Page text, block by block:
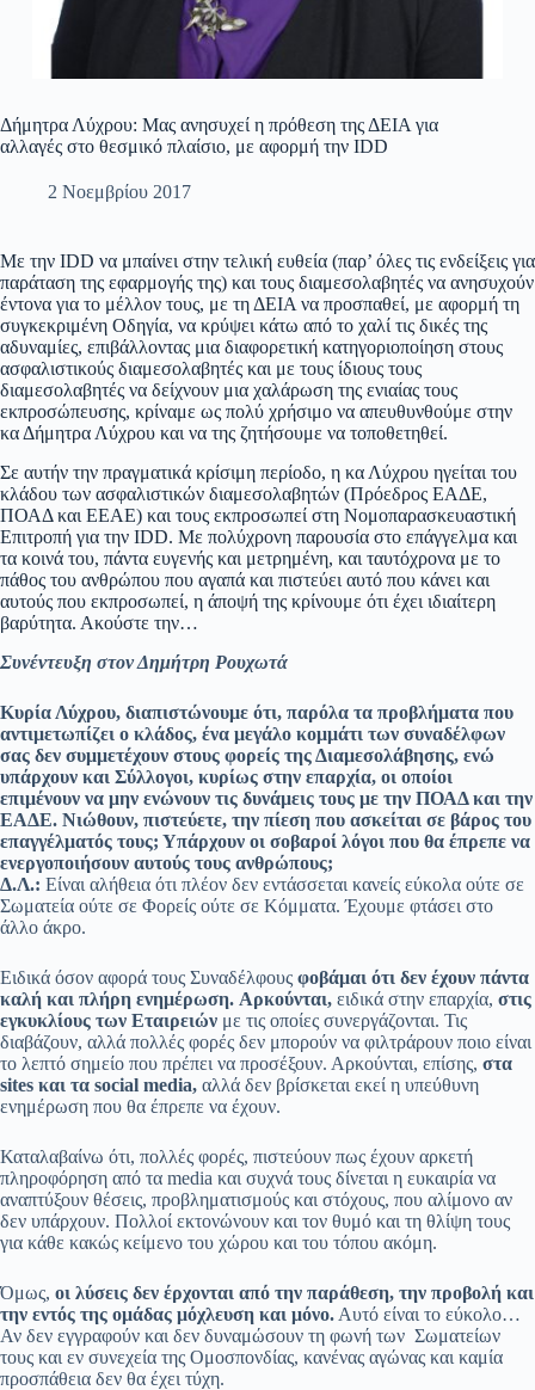
Δήμητρα Λύχρου: Μας ανησυχεί η πρόθεση της ΔΕΙΑ για
αλλαγές στο θεσμικό πλαίσιο, με αφορμή την IDD
2 Νοεμβρίου 2017
Με την IDD να μπαίνει στην τελική ευθεία (παρ’ όλες τις ενδείξεις για
παράταση της εφαρμογής της) και τους διαμεσολαβητές να ανησυχούν
έντονα για το μέλλον τους, με τη ΔΕΙΑ να προσπαθεί, με αφορμή τη
συγκεκριμένη Οδηγία, να κρύψει κάτω από το χαλί τις δικές της
αδυναμίες, επιβάλλοντας μια διαφορετική κατηγοριοποίηση στους
ασφαλιστικούς διαμεσολαβητές και με τους ίδιους τους
διαμεσολαβητές να δείχνουν μια χαλάρωση της ενιαίας τους
εκπροσώπευσης, κρίναμε ως πολύ χρήσιμο να απευθυνθούμε στην
κα Δήμητρα Λύχρου και να της ζητήσουμε να τοποθετηθεί.
Σε αυτήν την πραγματικά κρίσιμη περίοδο, η κα Λύχρου ηγείται του
κλάδου των ασφαλιστικών διαμεσολαβητών (Πρόεδρος ΕΑΔΕ,
ΠΟΑΔ και ΕΕΑΕ) και τους εκπροσωπεί στη Nομοπαρασκευαστική
Eπιτροπή για την IDD. Με πολύχρονη παρουσία στο επάγγελμα και
τα κοινά του, πάντα ευγενής και μετρημένη, και ταυτόχρονα με το
πάθος του ανθρώπου που αγαπά και πιστεύει αυτό που κάνει και
αυτούς που εκπροσωπεί, η άποψή της κρίνουμε ότι έχει ιδιαίτερη
βαρύτητα. Ακούστε την…
Συνέντευξη στον Δημήτρη Ρουχωτά
Κυρία Λύχρου, διαπιστώνουμε ότι, παρόλα τα προβλήματα που
αντιμετωπίζει ο κλάδος, ένα μεγάλο κομμάτι των συναδέλφων
σας δεν συμμετέχουν στους φορείς της Διαμεσολάβησης, ενώ
υπάρχουν και Σύλλογοι, κυρίως στην επαρχία, οι οποίοι
επιμένουν να μην ενώνουν τις δυνάμεις τους με την ΠΟΑΔ και την
ΕΑΔΕ. Νιώθουν, πιστεύετε, την πίεση που ασκείται σε βάρος του
επαγγέλματός τους; Υπάρχουν οι σοβαροί λόγοι που θα έπρεπε να
ενεργοποιήσουν αυτούς τους ανθρώπους;
Δ.Λ.: Είναι αλήθεια ότι πλέον δεν εντάσσεται κανείς εύκολα ούτε σε
Σωματεία ούτε σε Φορείς ούτε σε Κόμματα. Έχουμε φτάσει στο
άλλο άκρο.
Ειδικά όσον αφορά τους Συναδέλφους φοβάμαι ότι δεν έχουν πάντα
καλή και πλήρη ενημέρωση. Αρκούνται, ειδικά στην επαρχία, στις
εγκυκλίους των Εταιρειών με τις οποίες συνεργάζονται. Τις
διαβάζουν, αλλά πολλές φορές δεν μπορούν να φιλτράρουν ποιο είναι
το λεπτό σημείο που πρέπει να προσέξουν. Αρκούνται, επίσης, στα
sites και τα social media, αλλά δεν βρίσκεται εκεί η υπεύθυνη
ενημέρωση που θα έπρεπε να έχουν.
Καταλαβαίνω ότι, πολλές φορές, πιστεύουν πως έχουν αρκετή
πληροφόρηση από τα media και συχνά τους δίνεται η ευκαιρία να
αναπτύξουν θέσεις, προβληματισμούς και στόχους, που αλίμονο αν
δεν υπάρχουν. Πολλοί εκτονώνουν και τον θυμό και τη θλίψη τους
για κάθε κακώς κείμενο του χώρου και του τόπου ακόμη.
Όμως, οι λύσεις δεν έρχονται από την παράθεση, την προβολή και
την εντός της ομάδας μόχλευση και μόνο. Αυτό είναι το εύκολο…
Αν δεν εγγραφούν και δεν δυναμώσουν τη φωνή των Σωματείων
τους και εν συνεχεία της Ομοσπονδίας, κανένας αγώνας και καμία
προσπάθεια δεν θα έχει τύχη.